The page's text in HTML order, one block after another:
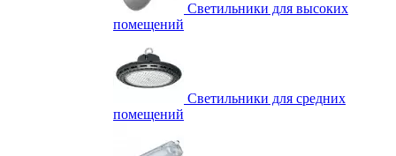
Светильники для высоких
помещений
Светильники для средних
помещений